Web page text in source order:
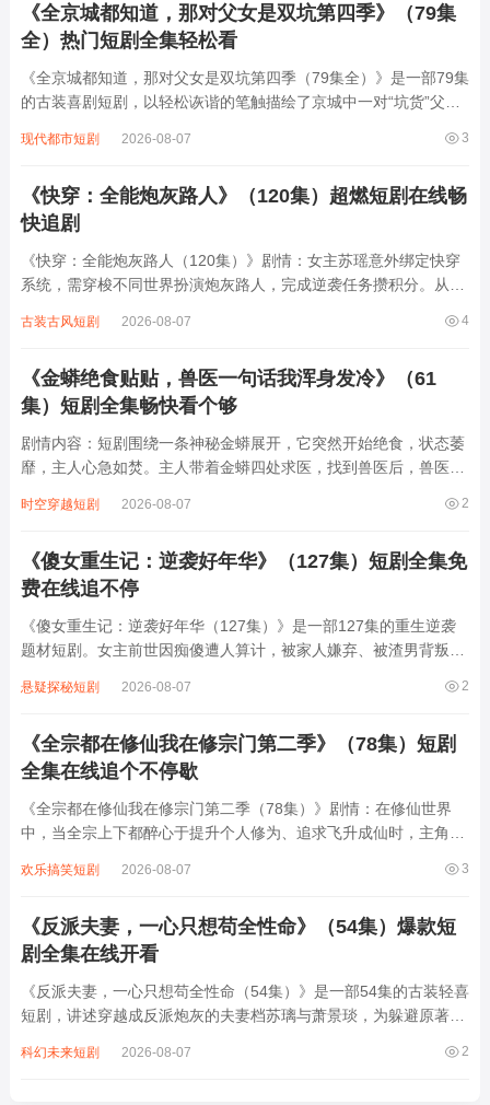
《全京城都知道，那对父女是双坑第四季》（79集
全）热门短剧全集轻松看
《全京城都知道，那对父女是双坑第四季（79集全）》是一部79集
的古装喜剧短剧，以轻松诙谐的笔触描绘了京城中一对“坑货”父女
总爱闯祸的小丫头，两人联手“坑”遍京城，从市井小贩到朝堂权贵
3
现代都市短剧 2026-08-07
《快穿：全能炮灰路人》（120集）超燃短剧在线畅
快追剧
《快穿：全能炮灰路人（120集）》剧情：女主苏瑶意外绑定快穿
系统，需穿梭不同世界扮演炮灰路人，完成逆袭任务攒积分。从古
身份开局，却凭借智慧与全能技能扭转乾坤。面对恶毒女配的刁
4
古装古风短剧 2026-08-07
《金蟒绝食贴贴，兽医一句话我浑身发冷》（61
集）短剧全集畅快看个够
剧情内容：短剧围绕一条神秘金蟒展开，它突然开始绝食，状态萎
靡，主人心急如焚。主人带着金蟒四处求医，找到兽医后，兽医一
隐藏着不为人知的危险秘密，可能是生存环境突变，也可能是遭遇
2
时空穿越短剧 2026-08-07
《傻女重生记：逆袭好年华》（127集）短剧全集免
费在线追不停
《傻女重生记：逆袭好年华（127集）》是一部127集的重生逆袭
题材短剧。女主前世因痴傻遭人算计，被家人嫌弃、被渣男背叛，
面对曾经伤害她的人，她巧妙反击，让恶毒继母、虚伪妹妹等阴谋
2
悬疑探秘短剧 2026-08-07
《全宗都在修仙我在修宗门第二季》（78集）短剧
全集在线追个不停歇
《全宗都在修仙我在修宗门第二季（78集）》剧情：在修仙世界
中，当全宗上下都醉心于提升个人修为、追求飞升成仙时，主角却
四处收集资源，升级宗门设施，吸引各方人才。期间，他不仅要应
3
欢乐搞笑短剧 2026-08-07
《反派夫妻，一心只想苟全性命》（54集）爆款短
剧全集在线开看
《反派夫妻，一心只想苟全性命（54集）》是一部54集的古装轻喜
短剧，讲述穿越成反派炮灰的夫妻档苏璃与萧景琰，为躲避原著中
“保命求生”的爆笑日常。两人表面装傻充愣，暗中破解阴谋，从互
2
科幻未来短剧 2026-08-07